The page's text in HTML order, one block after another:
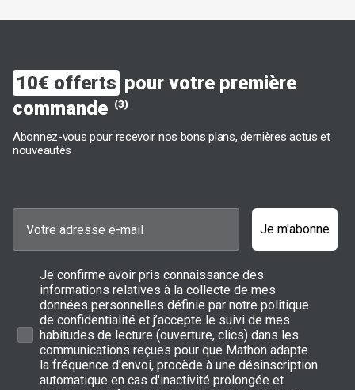
10€ offerts pour votre première
commande (3)
Abonnez-vous pour recevoir nos bons plans, dernières actus et
nouveautés
Je m'abonne
Je confirme avoir pris connaissance des
informations relatives à la collecte de mes
données personnelles définie par notre politique
de confidentialité et j’accepte le suivi de mes
habitudes de lecture (ouverture, clics) dans les
communications reçues pour que Mathon adapte
la fréquence d'envoi, procède à une désinscription
automatique en cas d'inactivité prolongée et